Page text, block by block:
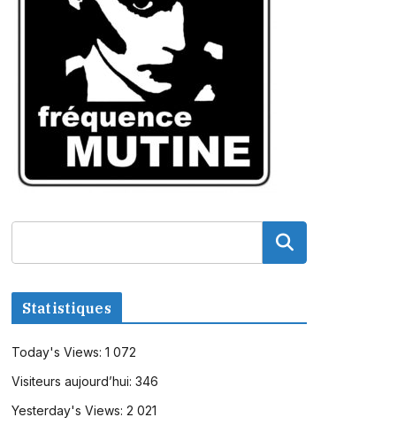
Statistiques
Today's Views: 1 072
Visiteurs aujourd’hui: 346
Yesterday's Views: 2 021